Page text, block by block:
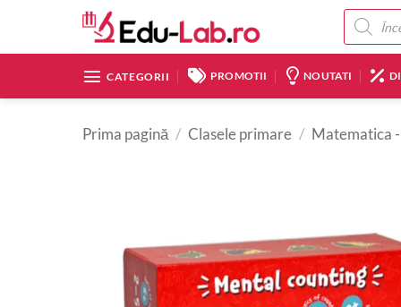
content
Products
search
CATEGORII PROMOTII NOUTATI
Prima pagină / Clasele primare / Matematica